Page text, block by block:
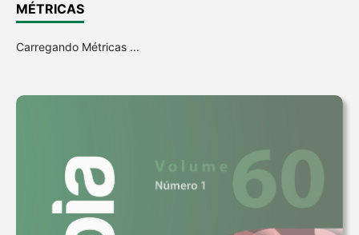
MÉTRICAS
Carregando Métricas ...